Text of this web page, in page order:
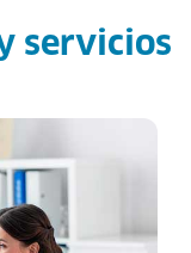
servicios